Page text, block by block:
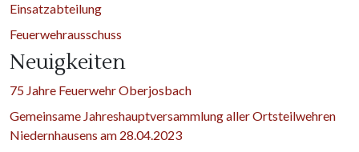
Einsatzabteilung
Feuerwehrausschuss
Neuigkeiten
75 Jahre Feuerwehr Oberjosbach
Gemeinsame Jahreshauptversammlung aller Ortsteilwehren
Niedernhausens am 28.04.2023